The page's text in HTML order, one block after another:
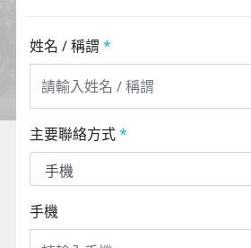
姓名 / 稱謂 *
主要聯絡方式*
手機